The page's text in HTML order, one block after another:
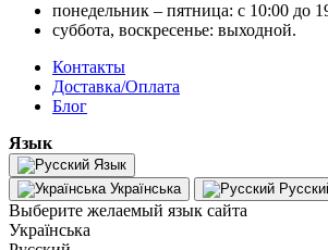
понедельник – пятница: с 10:00 до
суббота, воскресенье: выходной.
Контакты
Доставка/Оплата
Блог
Язык
Язык
Українська
Выберите желаемый язык сайта
Українська